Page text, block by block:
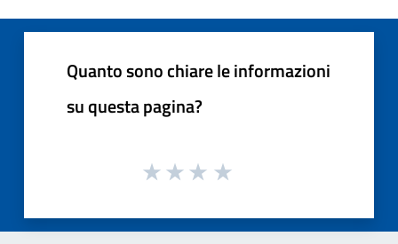
Quanto sono chiare le informazioni
su questa pagina?